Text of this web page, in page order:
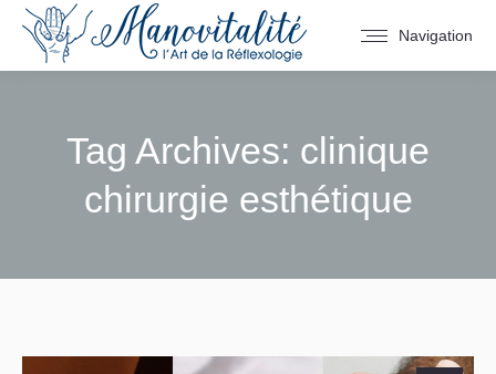
Navigation
Tag Archives: clinique
chirurgie esthétique